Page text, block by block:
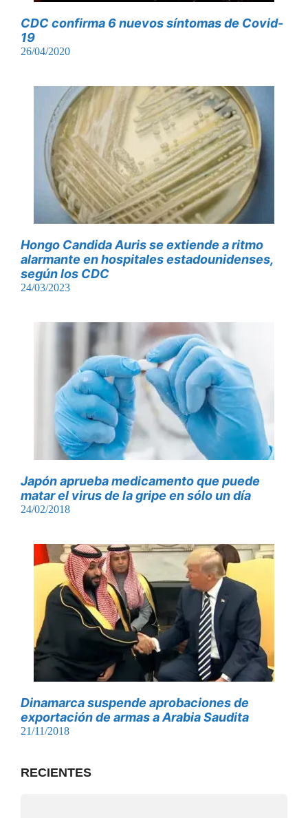
CDC confirma 6 nuevos síntomas de Covid-
19
26/04/2020
Hongo Candida Auris se extiende a ritmo
alarmante en hospitales estadounidenses,
según los CDC
24/03/2023
Japón aprueba medicamento que puede
matar el virus de la gripe en sólo un día
24/02/2018
Dinamarca suspende aprobaciones de
exportación de armas a Arabia Saudita
21/11/2018
RECIENTES